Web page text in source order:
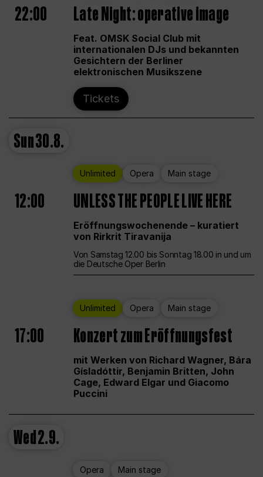
22:00 Late Night: operative image
Feat. OMSK Social Club mit
internationalen DJs und bekannten
Gesichtern der Berliner
elektronischen Musikszene
Tickets
Sun30.8.
Unlimited Opera Main stage
12:00 UNLESS THE PEOPLE LIVE HERE
Eröffnungswochenende – kuratiert
von Rirkrit Tiravanija
Von Samstag 12.00 bis Sonntag 18.00 in und um
die Deutsche Oper Berlin
Unlimited Opera Main stage
17:00 Konzert zum Eröffnungsfest
mit Werken von Richard Wagner, Bára
Gísladóttir, Benjamin Britten, John
Cage, Edward Elgar und Giacomo
Puccini
Wed2.9.
Opera Main stage